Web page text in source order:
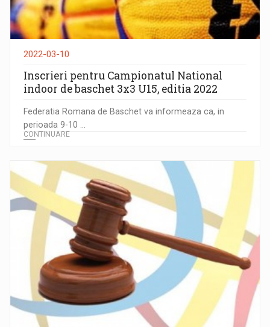
2022-03-10
Inscrieri pentru Campionatul National
indoor de baschet 3x3 U15, editia 2022
Federatia Romana de Baschet va informeaza ca, in
perioada 9-10 ...
CONTINUARE